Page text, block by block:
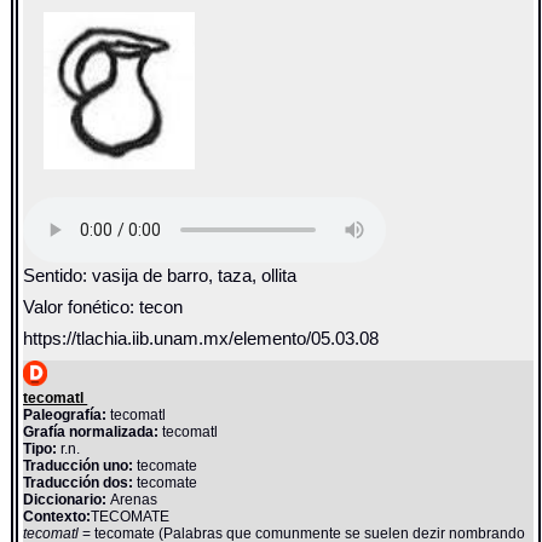
Sentido: vasija de barro, taza, ollita
Valor fonético: tecon
https://tlachia.iib.unam.mx/elemento/05.03.08
tecomatl
Paleografía: tecomatl
Grafía normalizada: tecomatl
Tipo: r.n.
Traducción uno: tecomate
Traducción dos: tecomate
Diccionario:Arenas
Contexto:TECOMATE
tecomatl= tecomate (Palabras que comunmente se suelen dezir nombrando